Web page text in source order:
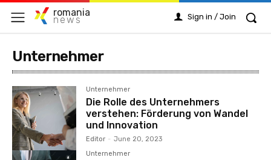
romania
news Sign in / Join
Unternehmer
Unternehmer
Die Rolle des Unternehmers
verstehen: Förderung von Wandel
und Innovation
Editor - June 20, 2023
Unternehmer